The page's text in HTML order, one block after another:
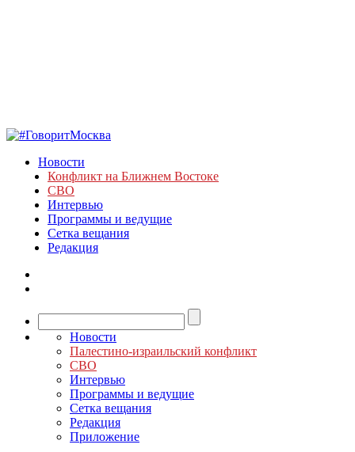
Новости
Конфликт на Ближнем Востоке
СВО
Интервью
Программы и ведущие
Сетка вещания
Редакция
Новости
Палестино-израильский конфликт
СВО
Интервью
Программы и ведущие
Сетка вещания
Редакция
Приложение